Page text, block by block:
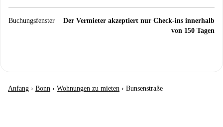
Buchungsfenster
Der Vermieter akzeptiert nur Check-ins innerhalb
von 150 Tagen
Anfang › Bonn › Wohnungen zu mieten › Bunsenstraße